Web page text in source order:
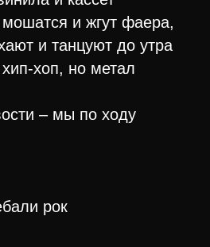
мошатся и жгут фаера,
и танцуют до утра
хоп, но метал
– мы по ходу
рок